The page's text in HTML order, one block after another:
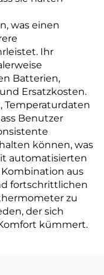
was einen
Ihr
Batterien,
Ersatzkosten.
Temperaturdaten
Benutzer
können, was
automatisierten
aus
fortschrittlichen
zu
der sich
kümmert.